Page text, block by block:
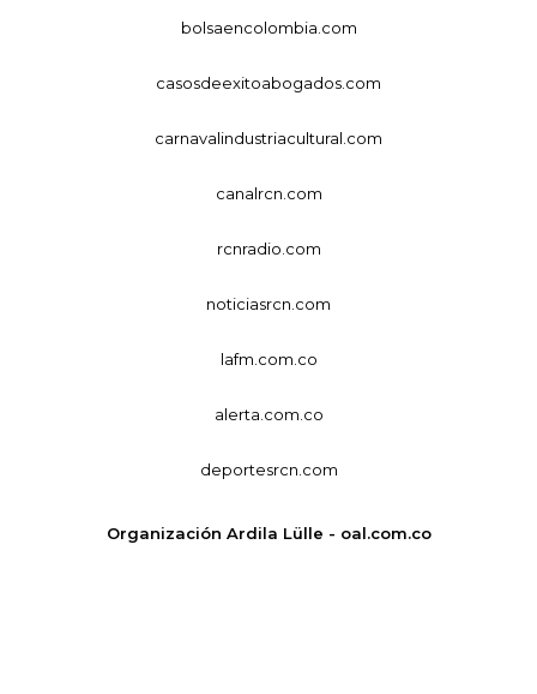
bolsaencolombia.com
casosdeexitoabogados.com
carnavalindustriacultural.com
canalrcn.com
rcnradio.com
noticiasrcn.com
lafm.com.co
alerta.com.co
deportesrcn.com
Organización Ardila Lülle - oal.com.co